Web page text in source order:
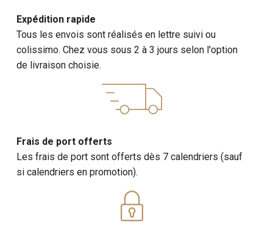
Expédition rapide
Tous les envois sont réalisés en lettre suivi ou
colissimo. Chez vous sous 2 à 3 jours selon l'option
de livraison choisie.
Frais de port offerts
Les frais de port sont offerts dès 7 calendriers (sauf
si calendriers en promotion).